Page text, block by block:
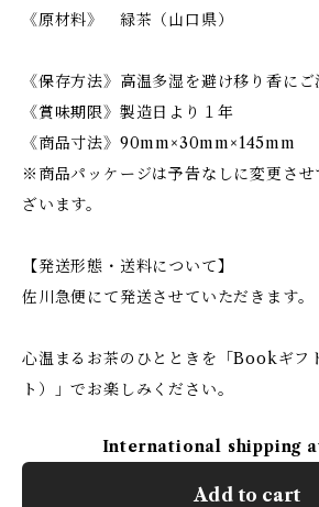
《原材料》 緑茶（山口県）
《保存方法》高温多湿を避け移り香に
《賞味期限》製造日より１年
《商品寸法》90mm×30mm×145mm
※商品パッケージは予告なしに変更させ
ざいます。
【発送形態・送料について】
佐川急便にて発送させていただきます。
心温まるお茶のひとときを「Bookギフ
ト）」でお楽しみください。
International shipping
Add to cart